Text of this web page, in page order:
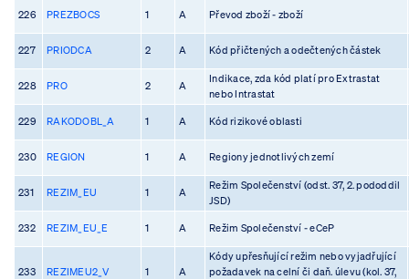
226 PREZBOCS 1 A Převod zboží - zboží
227 PRIODCA 2 A Kód přičtených a odečtených částek
228 PRO 2 A
Indikace, zda kód platí pro Extrastat
nebo Intrastat
229 RAKODOBL_A 1 A Kód rizikové oblasti
230 REGION 1 A Regiony jednotlivých zemí
231 REZIM_EU 1 A
Režim Společenství (odst. 37, 2. pododdil
JSD)
232 REZIM_EU_E 1 A Režim Společenství - eCeP
233 REZIMEU2_V 1 A
Kódy upřesňující režim nebo vyjadřující
požadavek na celní či daň. úlevu (kol. 37,